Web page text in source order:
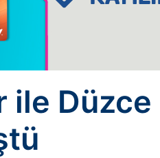
ile Düzce